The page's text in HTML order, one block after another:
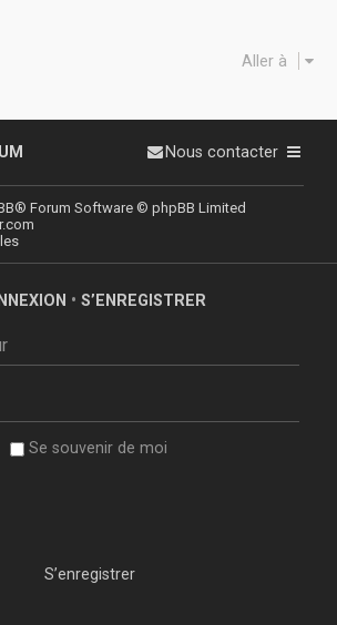
Aller à
Nous contacter
® Forum Software © phpBB Limited
• S’ENREGISTRER
Se souvenir de moi
S’enregistrer